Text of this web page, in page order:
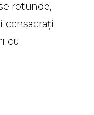
rotunde,
consacrați
cu